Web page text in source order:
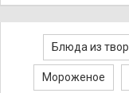
Блюда из
Мороженое